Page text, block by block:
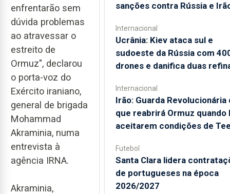
enfrentarão sem
dúvida problemas
ao atravessar o
estreito de
Ormuz", declarou
o porta-voz do
Exército iraniano,
general de brigada
Mohammad
Akraminia, numa
entrevista à
agência IRNA.
Akraminia,
sanções contra Rússia e
Internacional
Ucrânia: Kiev ataca sul e
sudoeste da Rússia com
drones e danifica duas
Internacional
Irão: Guarda Revolucionária
que reabrirá Ormuz quando
aceitarem condições de
Futebol
Santa Clara lidera
de portugueses na época
2026/2027